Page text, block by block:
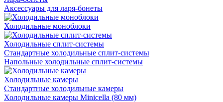
Аксессуары для ларя-бонеты
Холодильные моноблоки
Холодильные сплит-системы
Стандартные холодильные сплит-системы
Напольные холодильные сплит-системы
Холодильные камеры
Стандартные холодильные камеры
Холодильные камеры Minicella (80 мм)